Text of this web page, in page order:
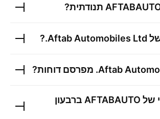
תנודתית?
Aftab Automobiles Ltd.
?
Aftab מפרסם דוחות?
של AFTABAUTO ברבעון